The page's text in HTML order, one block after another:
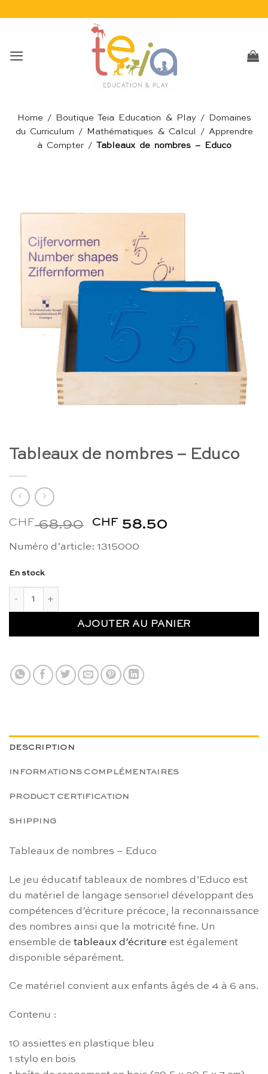
Home / Boutique Teia Education & Play/
Domaines
du Curriculum / Mathématiques & Calcul / Apprendre
à Compter/ Tableaux de nombres – Educo
Tableaux de nombres – Educo
CHF68.90 Le
initial
CHF 58.50Le
Numéro d’article: 1315000
En stock
AJOUTER AU PANIER
DESCRIPTION
INFORMATIONS COMPLÉMENTAIRES
PRODUCT CERTIFICATION
SHIPPING
Tableaux de nombres – Educo
Le jeu éducatif tableaux de nombres d’Educo est
du matériel de langage sensoriel développant des
compétences d’écriture précoce, la reconnaissance
des nombres ainsi que la motricité fine. Un
ensemble de tableaux d’écriture est également
disponible séparément.
Ce matériel convient aux enfants âgés de 4 à 6 ans.
Contenu :
10 assiettes en plastique bleu
1 stylo en bois